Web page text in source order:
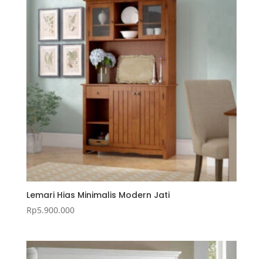
Lemari Hias Minimalis Modern Jati
Rp5.900.000